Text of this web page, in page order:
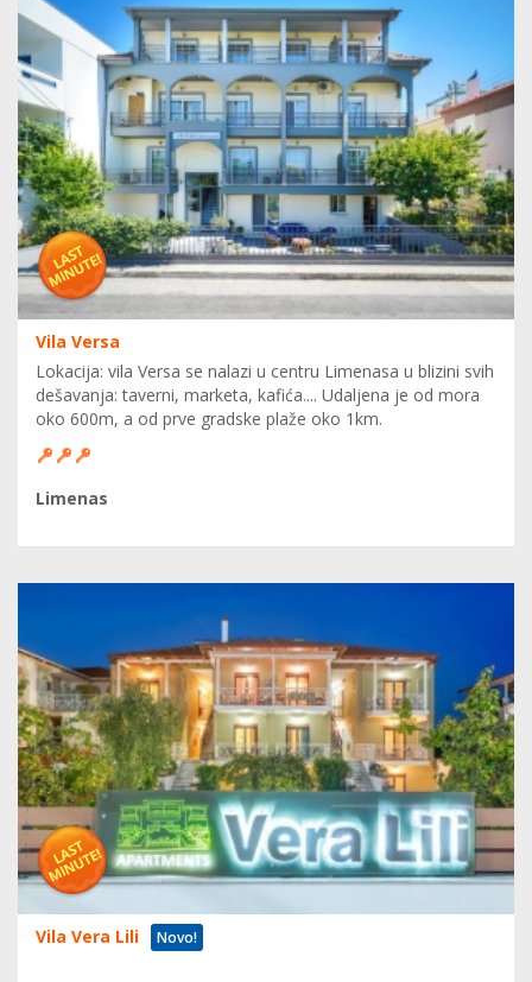
Vila Versa
Lokacija: vila Versa se nalazi u centru Limenasa u blizini svih
dešavanja: taverni, marketa, kafića.... Udaljena je od mora
oko 600m, a od prve gradske plaže oko 1km.
Limenas
Vila Vera Lili Novo!